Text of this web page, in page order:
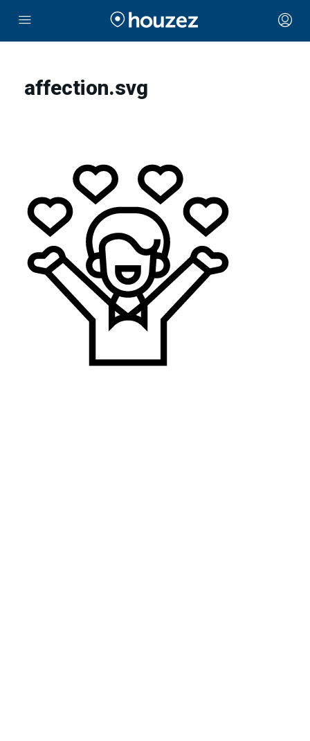
affection.svg